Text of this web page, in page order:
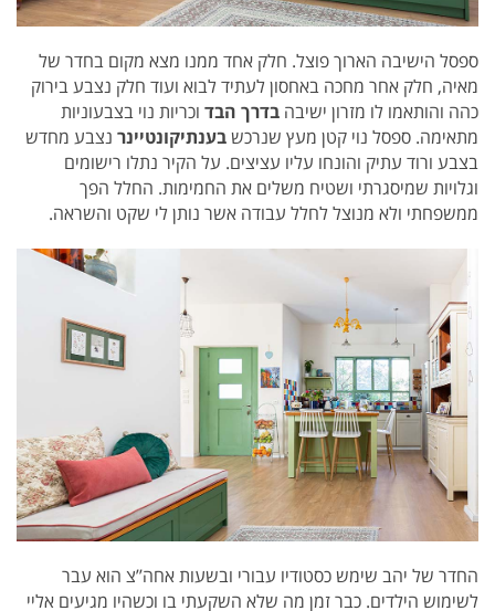
ספסל הישיבה הארוך פוצל. חלק אחד ממנו מצא מקום בחדר של
מאיה, חלק אחר מחכה באחסון לעתיד לבוא ועוד חלק נצבע בירוק
כהה והותאמו לו מזרון ישיבה בדרך הבד וכריות נוי בצבעוניות
מתאימה. ספסל נוי קטן מעץ שנרכשבענתיקונטיינר נצבע מחדש
בצבע ורוד עתיק והונחו עליו עציצים. על הקיר נתלו רישומים
וגלויות שמיסגרתי ושטיח משלים את החמימות. החלל הפך
ממשפחתי ולא מנוצל לחלל עבודה אשר נותן לי שקט והשראה.
החדר של יהב שימש כסטודיו עבורי ובשעות אחה’’צ הוא עבר
לשימוש הילדים. כבר זמן מה שלא השקעתי בו וכשהיו מגיעים אליי